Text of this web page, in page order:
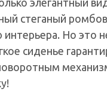
элегантный
стеганый
Но это
сиденье